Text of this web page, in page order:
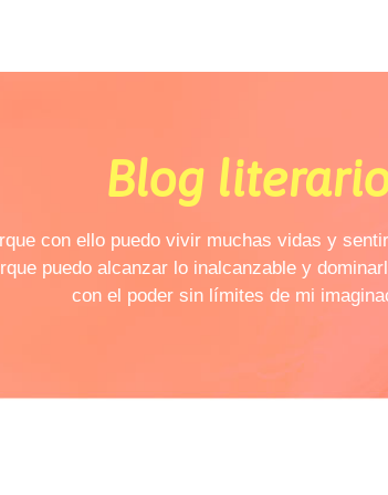
Blog
con ello puedo vivir muchas vidas y
puedo alcanzar lo inalcanzable y
con el poder sin límites de mi